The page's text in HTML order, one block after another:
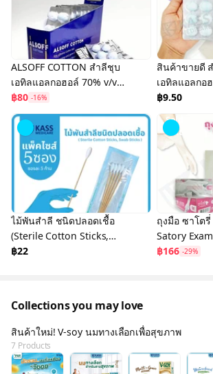
ALSOFF COTTON สำลีชุบ
เอทิลแอลกอฮอล์ 70% v/v
(ยกกล่อง 12 แผง)
฿80 -16%
สินค้าขายดี
เอทิลแอลกอ
(Alcohol
70%) สำลีบอ
แอลกอฮอล์
฿9.50
ไม้พันสำลี ชนิดปลอดเชื้อ
(Sterile Cotton Sticks,
Swap Sticks ) - Size S, M,
฿22
Sold
Out
ถุงมือ ซาโต
Satory
Latex
฿166 -29%
Collections you may love
สินค้าใหม่! V-soy นมทางเลือกเพื่อสุขภาพ
7 Products